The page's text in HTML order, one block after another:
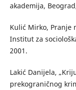
akademija,
Kulić Mirko, Pranje
Institut za
2001.
Lakić Danijela,
prekograničnog